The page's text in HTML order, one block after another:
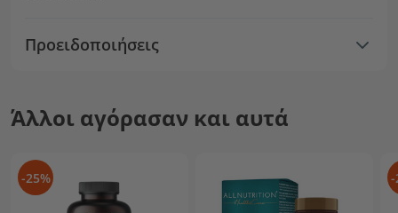
Προειδοποιήσεις
Άλλοι αγόρασαν και αυτά
-25% -